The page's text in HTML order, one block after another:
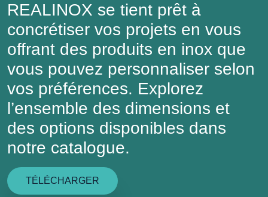
REALINOX se tient prêt à
concrétiser vos projets en vous
offrant des produits en inox que
vous pouvez personnaliser selon
vos préférences. Explorez
l’ensemble des dimensions et
des options disponibles dans
notre catalogue.
TÉLÉCHARGER